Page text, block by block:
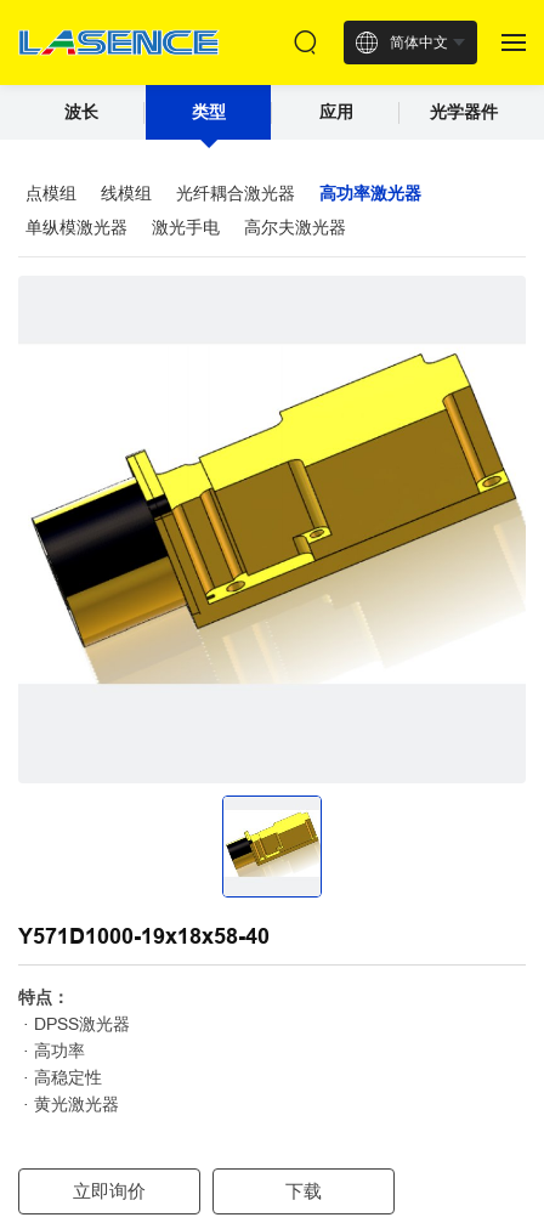
简体中文
波长 类型 应用 光学器件
点模组 线模组 光纤耦合激光器
高功率激光器
单纵模激光器
激光手电 高尔夫激光器
Y571D1000-19x18x58-40
特点：
· DPSS激光器
· 高功率
· 高稳定性
· 黄光激光器
立即询价 下载